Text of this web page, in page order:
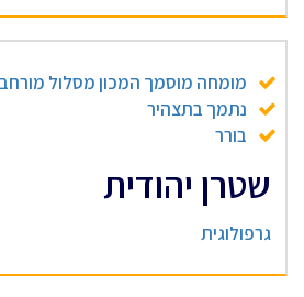
מומחה מוסמך המכון מסלול מורחב
נתמך בתצהיר
בורר
שטרן יהודית
גרפולוגית